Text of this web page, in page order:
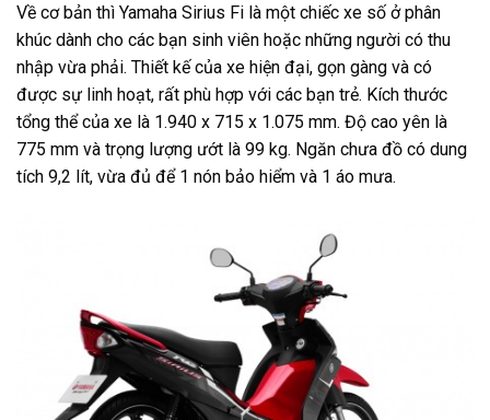
Về cơ bản thì Yamaha Sirius Fi là một chiếc xe số ở phân
khúc dành cho các bạn sinh viên hoặc những người có thu
nhập vừa phải. Thiết kế của xe hiện đại, gọn gàng và có
được sự linh hoạt, rất phù hợp với các bạn trẻ. Kích thước
tổng thể của xe là 1.940 x 715 x 1.075 mm. Độ cao yên là
775 mm và trọng lượng ướt là 99 kg. Ngăn chưa đồ có dung
tích 9,2 lít, vừa đủ để 1 nón bảo hiểm và 1 áo mưa.